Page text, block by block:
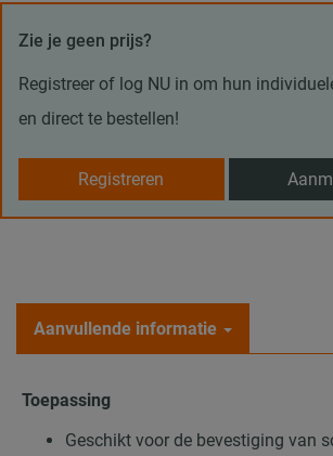
Zie je geen prijs?
Registreer of log NU in om hun
en direct te bestellen!
Registreren
Aanvullende informatie
Toepassing
Geschikt voor de bevestiging van